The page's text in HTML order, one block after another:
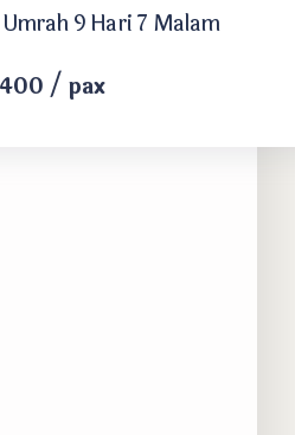
9 Hari 7 Malam
/ pax